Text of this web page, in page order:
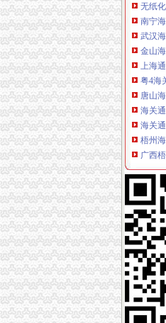
南宁
武汉
金山
上海
粤4海
唐山
海关
海关
梧州
广西
梧州
大同
怎么
太原
海关
[股市
海关
海关
日报
京津
集安
7月1